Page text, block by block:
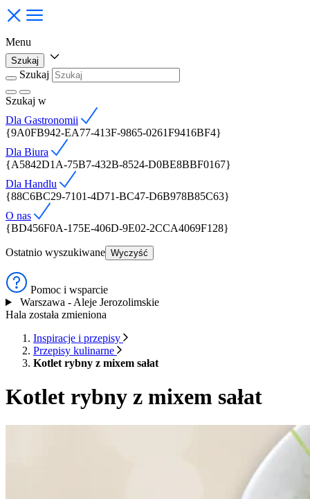
Menu
Szukaj
Szukaj
Szukaj w
Dla Gastronomii
{9A0FB942-EA77-413F-9865-0261F9416BF4}
Dla Biura
{A5842D1A-75B7-432B-8524-D0BE8BBF0167}
Dla Handlu
{88C6BC29-7101-4D71-BC47-D6B978B85C63}
O nas
{BD456F0A-175E-406D-9E02-2CCA4069F128}
Ostatnio wyszukiwane Wyczyść
Pomoc i wsparcie
Warszawa - Aleje Jerozolimskie
Hala została zmieniona
Inspiracje i przepisy
Przepisy kulinarne
Kotlet rybny z mixem sałat
Kotlet rybny z mixem sałat